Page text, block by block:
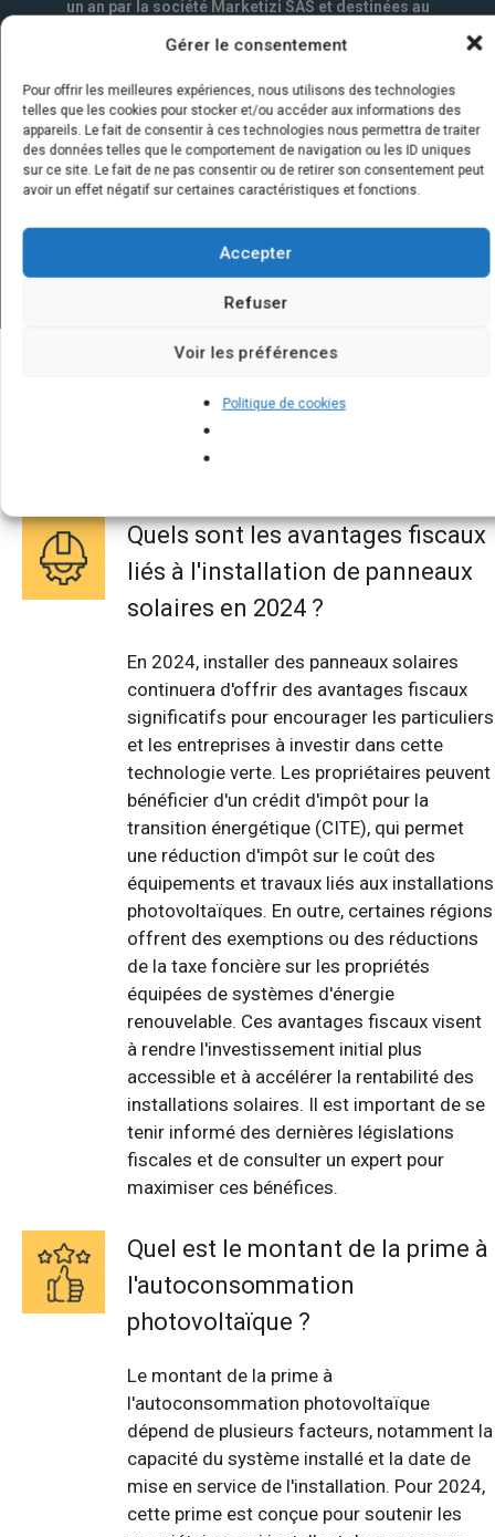
Gérer le consentement
Pour offrir les meilleures expériences, nous utilisons des technologies
telles que les cookies pour stocker et/ou accéder aux informations des
appareils. Le fait de consentir à ces technologies nous permettra de traiter
des données telles que le comportement de navigation ou les ID uniques
sur ce site. Le fait de ne pas consentir ou de retirer son consentement peut
avoir un effet négatif sur certaines caractéristiques et fonctions.
Accepter
Refuser
Voir les préférences
Politique de cookies
un an par la société Marketizi SAS et destinées au
Quelques infos sur nos centrales
solaires : questions et réponses
Quels sont les avantages fiscaux
liés à l'installation de panneaux
solaires en 2024 ?
En 2024, installer des panneaux solaires
continuera d'offrir des avantages fiscaux
significatifs pour encourager les particuliers
et les entreprises à investir dans cette
technologie verte. Les propriétaires peuvent
bénéficier d'un crédit d'impôt pour la
transition énergétique (CITE), qui permet
une réduction d'impôt sur le coût des
équipements et travaux liés aux installations
photovoltaïques. En outre, certaines régions
offrent des exemptions ou des réductions
de la taxe foncière sur les propriétés
équipées de systèmes d'énergie
renouvelable. Ces avantages fiscaux visent
à rendre l'investissement initial plus
accessible et à accélérer la rentabilité des
installations solaires. Il est important de se
tenir informé des dernières législations
fiscales et de consulter un expert pour
maximiser ces bénéfices.
Quel est le montant de la prime à
l'autoconsommation
photovoltaïque ?
Le montant de la prime à
l'autoconsommation photovoltaïque
dépend de plusieurs facteurs, notamment la
capacité du système installé et la date de
mise en service de l'installation. Pour 2024,
cette prime est conçue pour soutenir les